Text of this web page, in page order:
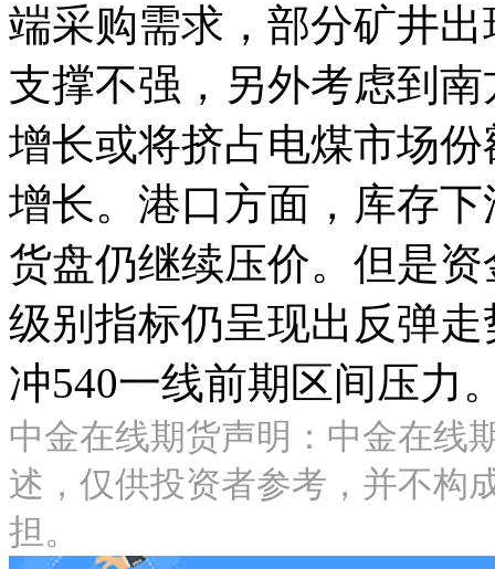
端采购需求，部分矿井
支撑不强，另外考虑到
增长或将挤占电煤市场
增长。港口方面，库存
货盘仍继续压价。但是
级别指标仍呈现出反弹
冲540一线前期区间压力
中金在线期货声明：中金在线
述，仅供投资者参考，并不构
担。